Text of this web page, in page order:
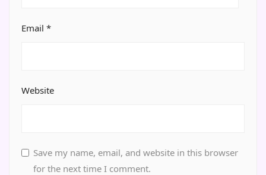
Email *
Website
Save my name, email, and website in this browser
for the next time I comment.